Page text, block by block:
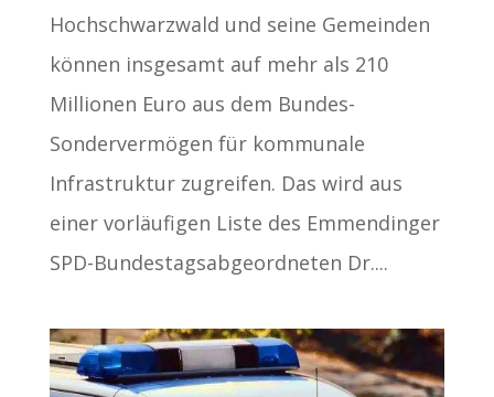
Hochschwarzwald und seine Gemeinden
können insgesamt auf mehr als 210
Millionen Euro aus dem Bundes-
Sondervermögen für kommunale
Infrastruktur zugreifen. Das wird aus
einer vorläufigen Liste des Emmendinger
SPD-Bundestagsabgeordneten Dr....